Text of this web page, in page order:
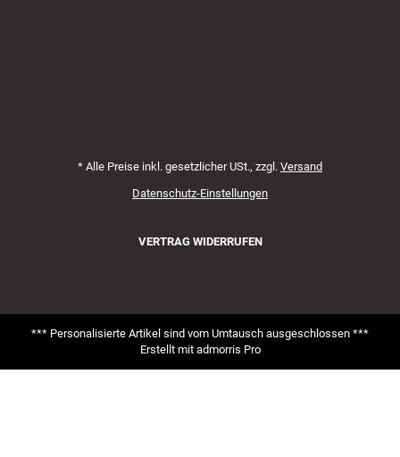
* Alle Preise inkl. gesetzlicher USt., zzgl. Versand
Datenschutz-Einstellungen
VERTRAG WIDERRUFEN
*** Personalisierte Artikel sind vom Umtausch ausgeschlossen ***
Erstellt mit admorris Pro